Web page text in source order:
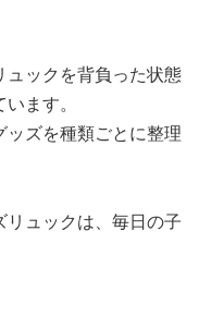
ックを背負った状態
ます。
ズを種類ごとに整理
ュックは、毎日の子